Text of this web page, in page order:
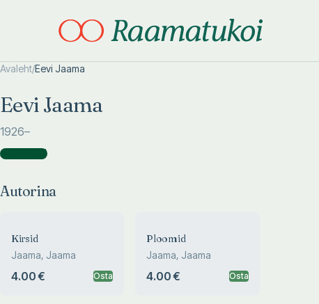
Avaleht/Eevi Jaama
Eevi Jaama
1926–
Autorina )
Autorina
Kirsid
Jaama, Jaama
4.00 € Osta
Ploomid
Jaama, Jaama
4.00 € Osta